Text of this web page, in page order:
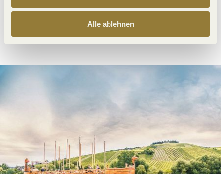
Alle ablehnen
Anreise planen PDF erzeugen